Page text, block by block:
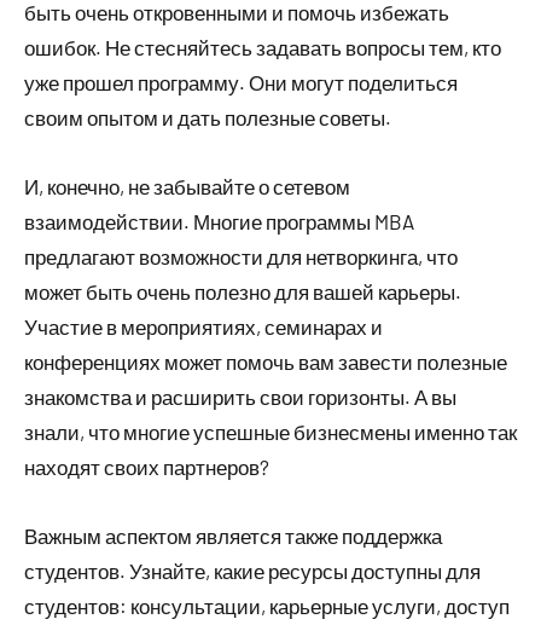
быть очень откровенными и помочь избежать
ошибок. Не стесняйтесь задавать вопросы тем, кто
уже прошел программу. Они могут поделиться
своим опытом и дать полезные советы.
И, конечно, не забывайте о сетевом
взаимодействии. Многие программы MBA
предлагают возможности для нетворкинга, что
может быть очень полезно для вашей карьеры.
Участие в мероприятиях, семинарах и
конференциях может помочь вам завести полезные
знакомства и расширить свои горизонты. А вы
знали, что многие успешные бизнесмены именно так
находят своих партнеров?
Важным аспектом является также поддержка
студентов. Узнайте, какие ресурсы доступны для
студентов: консультации, карьерные услуги, доступ